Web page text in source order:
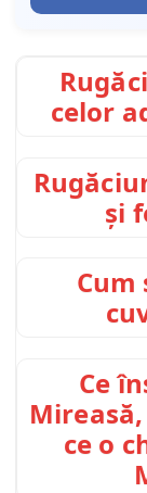
celor
și
Cum
Ce
ce o